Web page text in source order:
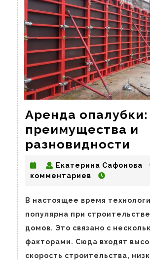
Аренда опалубки:
преимущества и
разновидности
Екатерина Сафонова
комментариев
В настоящее время
популярна при
домов. Это связано с
факторами. Сюда входят
скорость строительства,